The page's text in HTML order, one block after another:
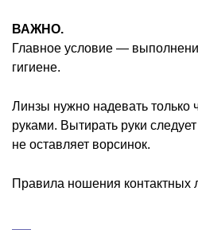
ВАЖНО.
Главное условие —
гигиене.
Линзы нужно надевать только
руками. Вытирать руки
не оставляет ворсинок.
Правила ношения контактных